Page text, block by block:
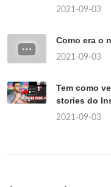
2021-09-03
Como era o
2021-09-03
Tem como
stories do
2021-09-03